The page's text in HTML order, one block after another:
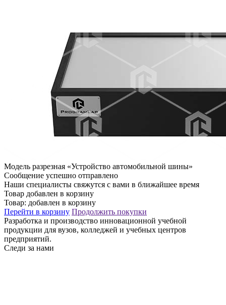
Модель разрезная «Устройство автомобильной шины»
Сообщение успешно отправлено
Наши специалисты свяжутся с вами в ближайшее время
Товар добавлен в корзину
Товар: добавлен в корзину
Перейти в корзину Продолжить покупки
Разработка и производство инновационной учебной
продукции для вузов, колледжей и учебных центров
предприятий.
Следи за нами